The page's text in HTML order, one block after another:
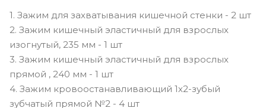
1. Зажим для захватывания кишечной стенки - 2 шт
2. Зажим кишечный эластичный для взрослых
изогнутый, 235 мм - 1 шт
3. Зажим кишечный эластичный для взрослых
прямой , 240 мм - 1 шт
4. Зажим кровоостанавливающий 1х2-зубый
зубчатый прямой №2 - 4 шт